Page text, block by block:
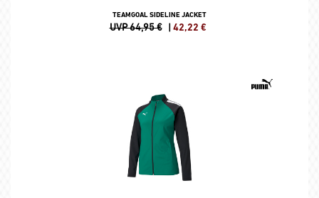
TEAMGOAL SIDELINE JACKET
UVP 64,95 € | 42,22 €